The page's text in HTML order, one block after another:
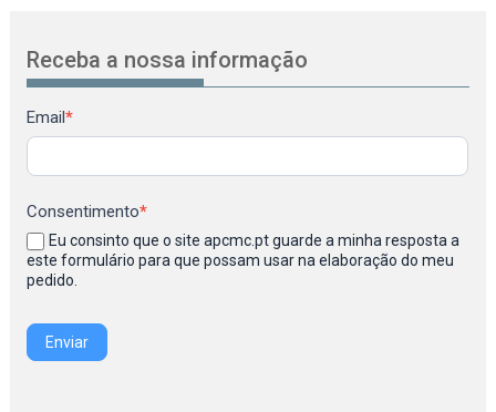
Receba a nossa informação
Newsletter
Email*
Consentimento*
Eu consinto que o site apcmc.pt guarde a minha resposta a
este formulário para que possam usar na elaboração do meu
pedido.
Enviar